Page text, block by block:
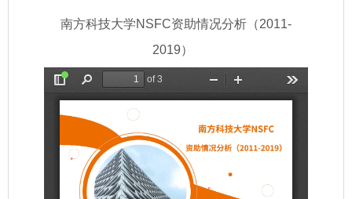
南方科技大学NSFC资助情况分析（2011-
2019）